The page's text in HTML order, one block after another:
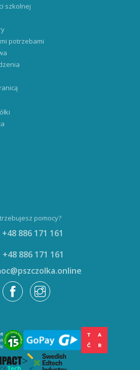
szkolnej
potrzebami
pomocy?
+48 886 171 161
+48 886 171 161